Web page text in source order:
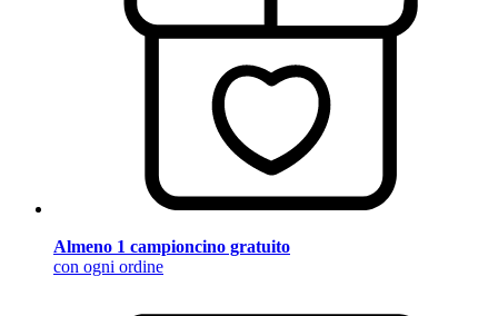
Almeno 1 campioncino gratuito
con ogni ordine